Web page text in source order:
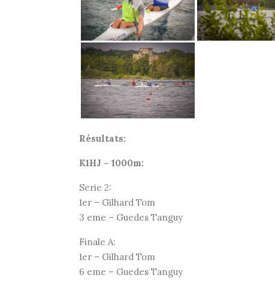
Résultats:
K1HJ – 1000m:
Serie 2:
1er – Gilhard Tom
3 eme – Guedes Tanguy
Finale A:
1er – Gilhard Tom
6 eme – Guedes Tanguy